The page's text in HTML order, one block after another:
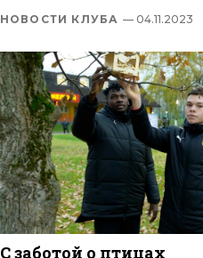
НОВОСТИ КЛУБА — 04.11.2023
С заботой о птицах